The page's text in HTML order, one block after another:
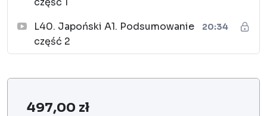
L40. Japoński A1. Podsumowanie
część 2
20:34
497,00 zł